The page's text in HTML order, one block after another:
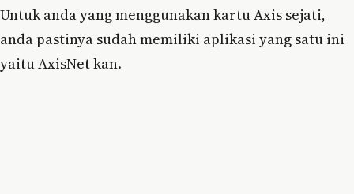
Untuk anda yang menggunakan kartu Axis sejati,
anda pastinya sudah memiliki aplikasi yang satu ini
yaitu AxisNet kan.